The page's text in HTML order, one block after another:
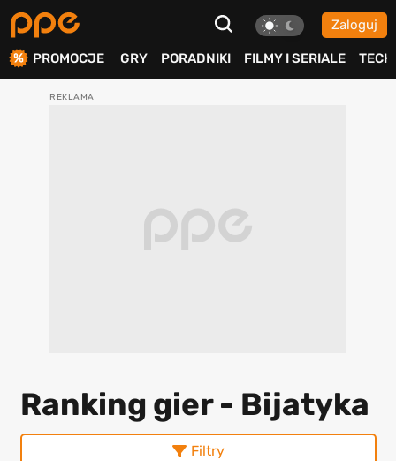
Zaloguj
PROMOCJE GRY PORADNIKI FILMY I SERIALE TECH
Ranking gier - Bijatyka
Filtry